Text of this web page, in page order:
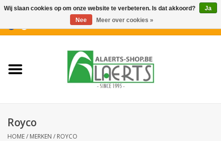
Nieuwigheden
Koffiekoekjes
Royco
HOME/ MERKEN / ROYCO
Wij slaan cookies op om onze website te verbeteren. Is dat akkoord?
Ja
Nee
Meer over cookies »